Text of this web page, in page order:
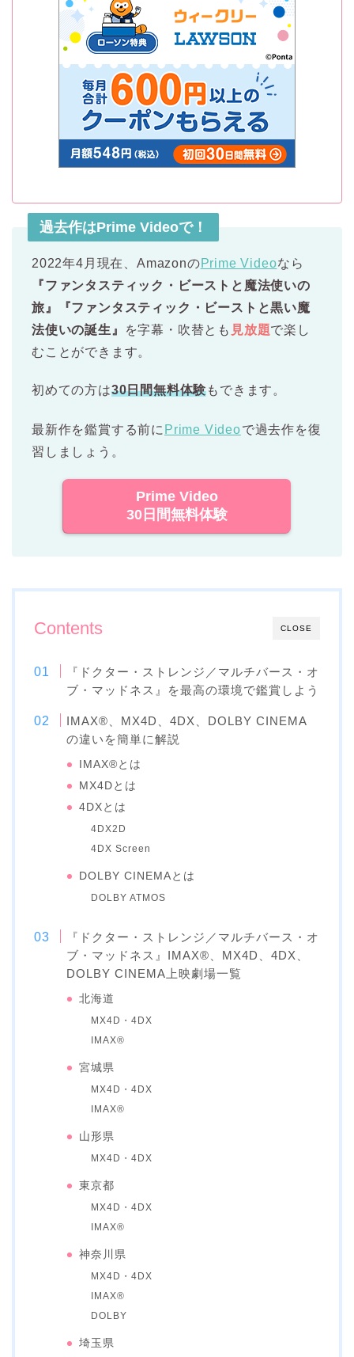
過去作はPrime Videoで！
2022年4月現在、AmazonのPrime Videoなら
『ファンタスティック・ビーストと魔法使いの
旅』『ファンタスティック・ビーストと黒い魔
法使いの誕生』
を字幕・吹替とも 見放題で楽し
むことができます。
初めての方は30日間無料体験もできます。
最新作を鑑賞する前に Prime Videoで過去作を復
習しましょう。
Prime Video
30日間無料体験
CLOSE
Contents
『ドクター・ストレンジ／マルチバース・オ
ブ・マッドネス』を最高の環境で鑑賞しよう
IMAX®、MX4D、4DX、DOLBY CINEMA
の違いを簡単に解説
IMAX®とは
MX4Dとは
4DXとは
4DX2D
4DX Screen
DOLBY CINEMAとは
DOLBY ATMOS
『ドクター・ストレンジ／マルチバース・オ
ブ・マッドネス』IMAX®、MX4D、4DX、
DOLBY CINEMA上映劇場一覧
北海道
MX4D・4DX
IMAX®
宮城県
MX4D・4DX
IMAX®
山形県
MX4D・4DX
東京都
MX4D・4DX
IMAX®
神奈川県
MX4D・4DX
IMAX®
DOLBY
埼玉県